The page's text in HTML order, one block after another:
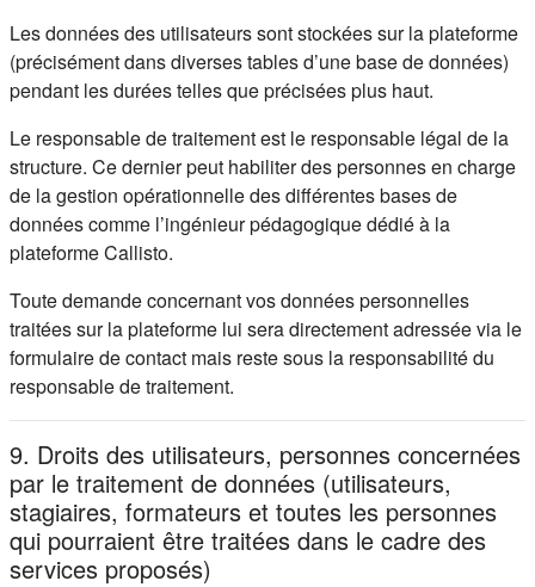
Les données des utilisateurs sont stockées sur la plateforme
(précisément dans diverses tables d’une base de données)
pendant les durées telles que précisées plus haut.
Le responsable de traitement est le responsable légal de la
structure. Ce dernier peut habiliter des personnes en charge
de la gestion opérationnelle des différentes bases de
données comme l’ingénieur pédagogique dédié à la
plateforme Callisto.
Toute demande concernant vos données personnelles
traitées sur la plateforme lui sera directement adressée via le
formulaire de contact mais reste sous la responsabilité du
responsable de traitement.
9. Droits des utilisateurs, personnes concernées
par le traitement de données (utilisateurs,
stagiaires, formateurs et toutes les personnes
qui pourraient être traitées dans le cadre des
services proposés)